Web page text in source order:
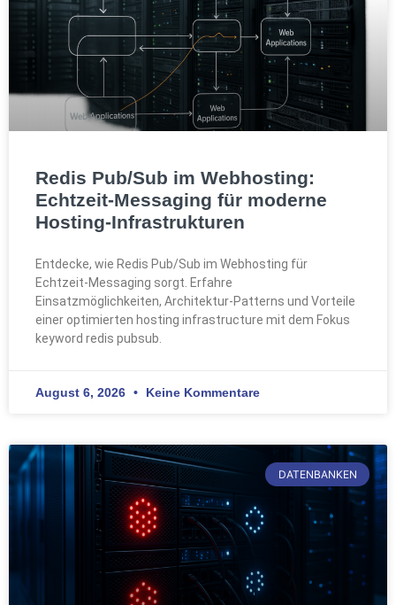
Redis Pub/Sub im Webhosting:
Echtzeit-Messaging für moderne
Hosting-Infrastrukturen
Entdecke, wie Redis Pub/Sub im Webhosting für
Echtzeit-Messaging sorgt. Erfahre
Einsatzmöglichkeiten, Architektur-Patterns und Vorteile
einer optimierten hosting infrastructure mit dem Fokus
keyword redis pubsub.
August 6, 2026 Keine Kommentare
DATENBANKEN